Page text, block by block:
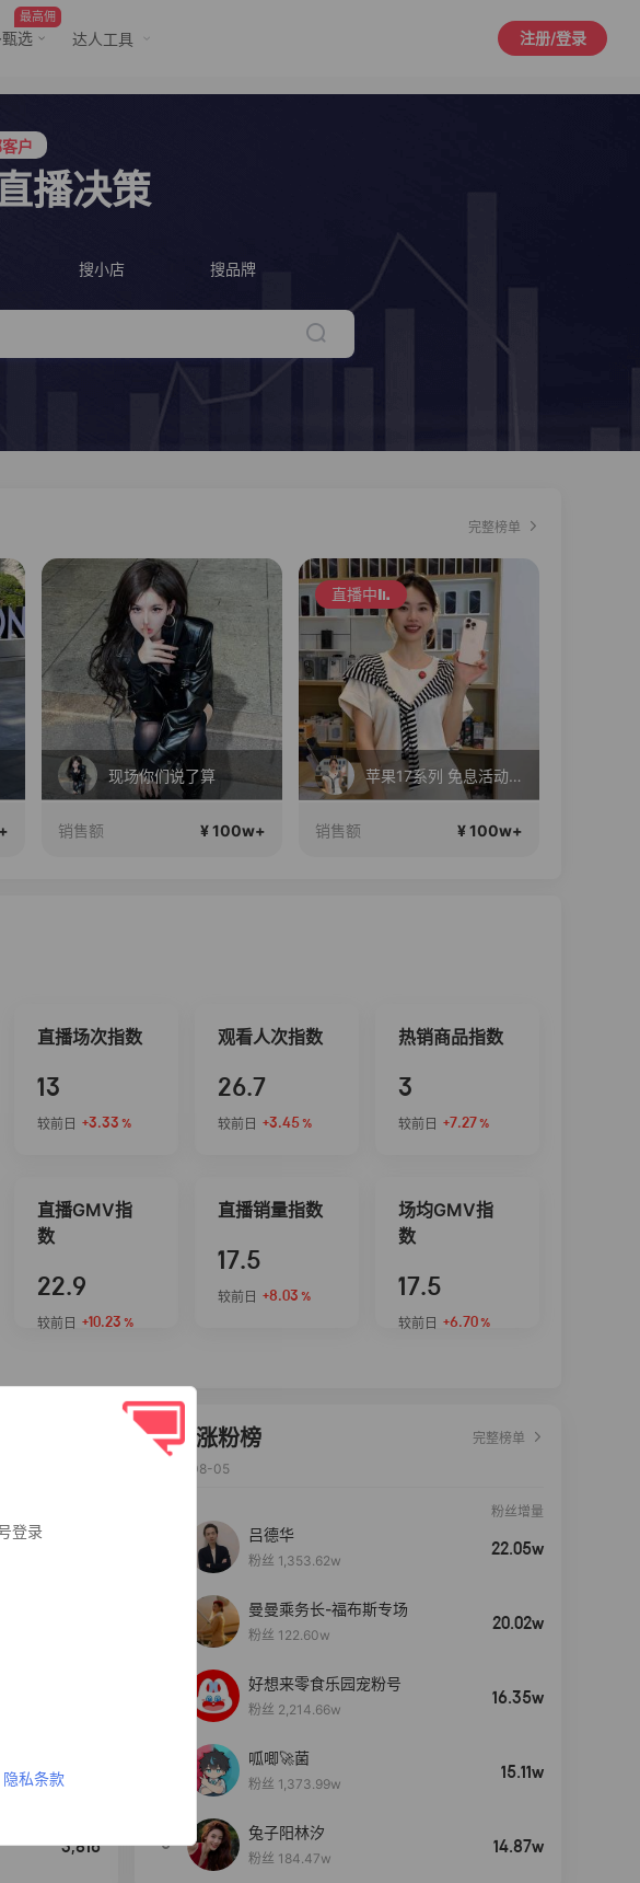
最高佣
选 达人工具 注册/登录
登录
隐私条款
户
年
年
播决策
搜小店 搜品牌
完整榜单
现场你们说了算
销售额 ¥ 100w+
直播中
苹果17系列 免息活动开始啦！
销售额 ¥ 100w+
直播场次指数
13
较前日 +3.33 %
观看人次指数
26.7
较前日 +3.45 %
热销商品指数
3
较前日 +7.27%
直播GMV指
数
22.9
较前日 +10.23 %
直播销量指数
17.5
较前日 +8.03 %
场均GMV指
数
17.5
较前日 +6.70%
4,286
3,816
达人涨粉榜
完整榜单
2026-08-05
粉丝增量
吕德华
粉丝 1,353.62w
22.05w
曼曼乘务长-福布斯专场
粉丝 122.60w
20.02w
好想来零食乐园宠粉号
粉丝 2,214.66w
16.35w
呱唧🚀菌
粉丝 1,373.99w
15.11w
5
兔子阳林汐
粉丝 184.47w
14.87w